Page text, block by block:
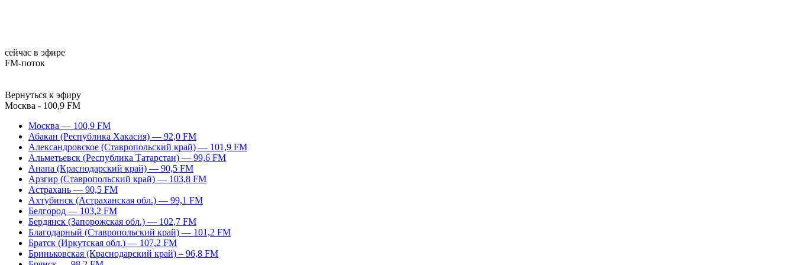
сейчас в эфире
FM-поток
Вернуться к эфиру
Москва - 100,9 FM
Москва — 100,9 FM
Абакан (Республика Хакасия) — 92,0 FM
Александровское (Ставропольский край) — 101,9 FM
Альметьевск (Республика Татарстан) — 99,6 FM
Анапа (Краснодарский край) — 90,5 FM
Арзгир (Ставропольский край) — 103,8 FM
Астрахань — 90,5 FM
Ахтубинск (Астраханская обл.) — 99,1 FM
Белгород — 103,2 FM
Бердянск (Запорожская обл.) — 102,7 FM
Благодарный (Ставропольский край) — 101,2 FM
Братск (Иркутская обл.) — 107,2 FM
Бриньковская (Краснодарский край) – 96,8 FM